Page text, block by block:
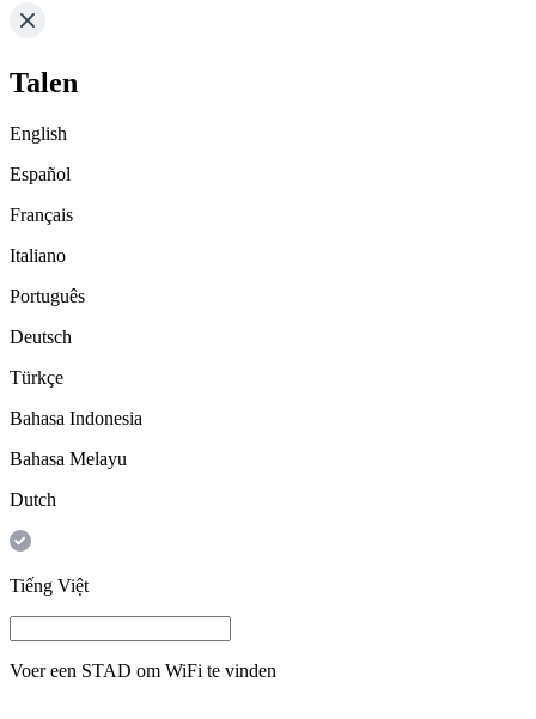
Talen
English
Español
Français
Italiano
Português
Deutsch
Türkçe
Bahasa Indonesia
Bahasa Melayu
Dutch
Tiếng Việt
Voer een STAD om WiFi te vinden